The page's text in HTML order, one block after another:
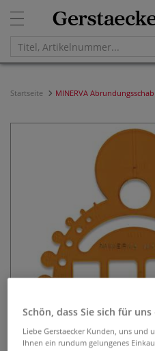
Startseite MINERVA
Schön, dass Sie sich für
Liebe Gerstaecker Kunden, uns und
Ihnen ein rundum gelungenes